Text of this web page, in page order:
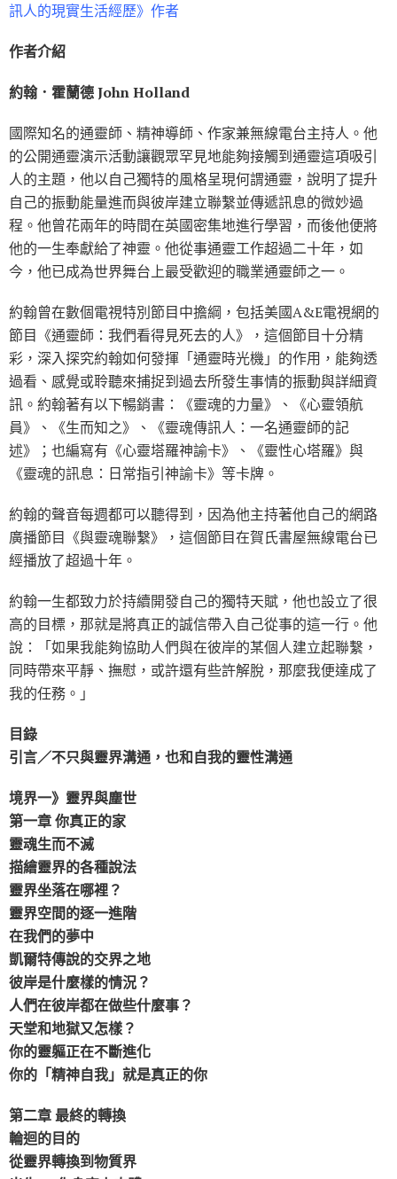
訊人的現實生活經歷》作者
作者介紹
約翰．霍蘭德 John Holland
國際知名的通靈師、精神導師、作家兼無線電台主持人。他
的公開通靈演示活動讓觀眾罕見地能夠接觸到通靈這項吸引
人的主題，他以自己獨特的風格呈現何謂通靈，說明了提升
自己的振動能量進而與彼岸建立聯繫並傳遞訊息的微妙過
程。他曾花兩年的時間在英國密集地進行學習，而後他便將
他的一生奉獻給了神靈。他從事通靈工作超過二十年，如
今，他已成為世界舞台上最受歡迎的職業通靈師之一。
約翰曾在數個電視特別節目中擔綱，包括美國A&E電視網的
節目《通靈師：我們看得見死去的人》，這個節目十分精
彩，深入探究約翰如何發揮「通靈時光機」的作用，能夠透
過看、感覺或聆聽來捕捉到過去所發生事情的振動與詳細資
訊。約翰著有以下暢銷書：《靈魂的力量》、《心靈領航
員》、《生而知之》、《靈魂傳訊人：一名通靈師的記
述》；也編寫有《心靈塔羅神諭卡》、《靈性心塔羅》與
《靈魂的訊息：日常指引神諭卡》等卡牌。
約翰的聲音每週都可以聽得到，因為他主持著他自己的網路
廣播節目《與靈魂聯繫》，這個節目在賀氏書屋無線電台已
經播放了超過十年。
約翰一生都致力於持續開發自己的獨特天賦，他也設立了很
高的目標，那就是將真正的誠信帶入自己從事的這一行。他
說：「如果我能夠協助人們與在彼岸的某個人建立起聯繫，
同時帶來平靜、撫慰，或許還有些許解脫，那麼我便達成了
我的任務。」
目錄
引言／不只與靈界溝通，也和自我的靈性溝通
境界一》靈界與塵世
第一章 你真正的家
靈魂生而不滅
描繪靈界的各種說法
靈界坐落在哪裡？
靈界空間的逐一進階
在我們的夢中
凱爾特傳說的交界之地
彼岸是什麼樣的情況？
人們在彼岸都在做些什麼事？
天堂和地獄又怎樣？
你的靈軀正在不斷進化
你的「精神自我」就是真正的你
第二章 最終的轉換
輪迴的目的
從靈界轉換到物質界